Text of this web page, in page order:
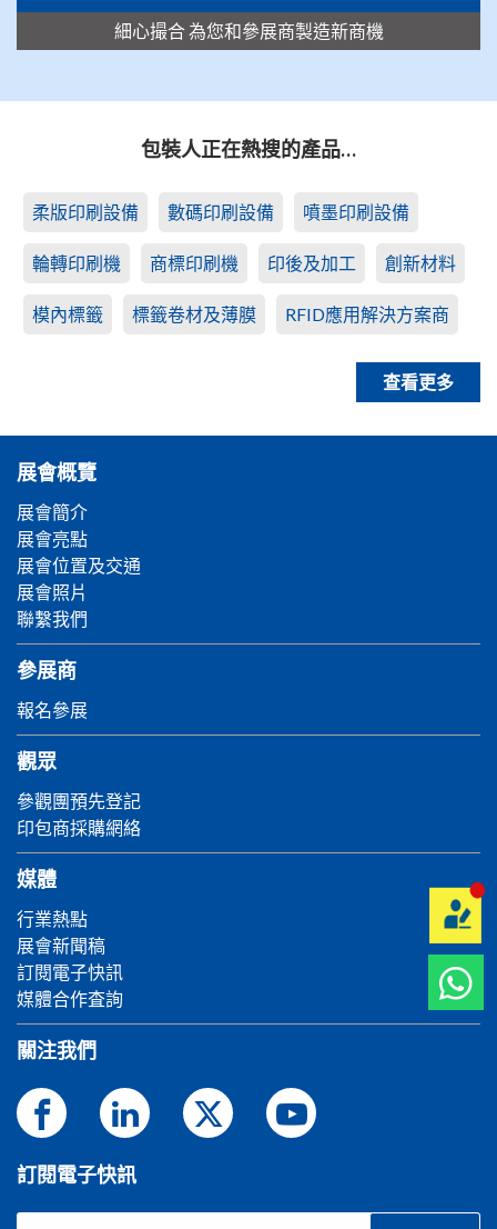
細心撮合 為您和參展商製造新商機
包裝人正在熱搜的產品…
柔版印刷設備 數碼印刷設備 噴墨印刷設備
輪轉印刷機 商標印刷機 印後及加工 創新材料
模內標籤 標籤卷材及薄膜 RFID應用解決方案商
查看更多
展會概覽
展會簡介
展會亮點
展會位置及交通
展會照片
聯繫我們
參展商
報名參展
觀眾
參觀團預先登記
印包商採購網絡
媒體
行業熱點
展會新聞稿
訂閱電子快訊
媒體合作査詢
關注我們
訂閱電子快訊